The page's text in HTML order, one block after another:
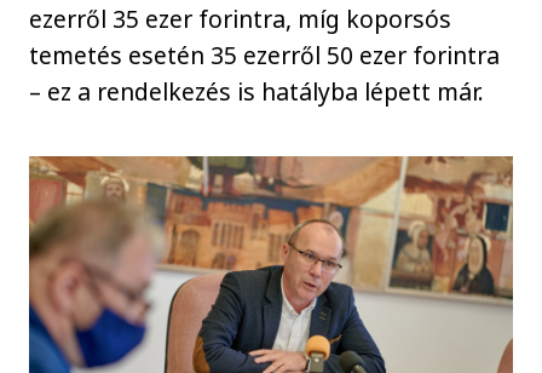
ezerről 35 ezer forintra, míg koporsós
temetés esetén 35 ezerről 50 ezer forintra
– ez a rendelkezés is hatályba lépett már.